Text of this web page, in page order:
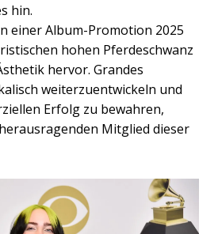
hin.
einer Album-Promotion 2025
hohen Pferdeschwanz
hervor. Grandes
weiterzuentwickeln und
Erfolg zu bewahren,
Mitglied dieser